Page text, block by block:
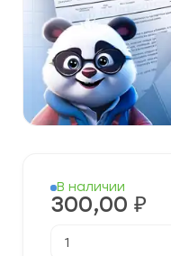
В наличии
300,00 ₽
товара